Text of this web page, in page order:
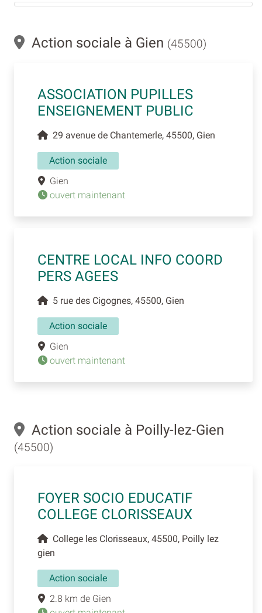
Action sociale à Gien (45500)
ASSOCIATION PUPILLES
ENSEIGNEMENT PUBLIC
29 avenue de Chantemerle, 45500, Gien
Action sociale
Gien
ouvert maintenant
CENTRE LOCAL INFO COORD
PERS AGEES
5 rue des Cigognes, 45500, Gien
Action sociale
Gien
ouvert maintenant
Action sociale à Poilly-lez-Gien
(45500)
FOYER SOCIO EDUCATIF
COLLEGE CLORISSEAUX
College les Clorisseaux, 45500, Poilly lez
gien
Action sociale
2.8 km de Gien